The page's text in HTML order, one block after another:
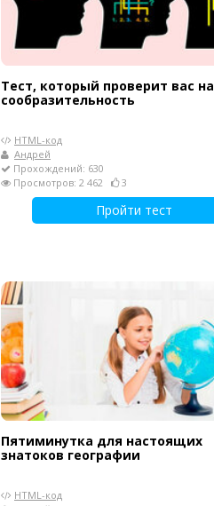
Тест, который проверит вас на
сообразительность
HTML-код
Андрей
Прохождений: 630
Просмотров: 2 462
3
Пройти тест
Пятиминутка для настоящих
знатоков географии
HTML-код